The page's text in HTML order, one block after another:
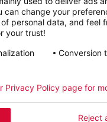
change your
personal data, and feel
your trust!
Conversion
Reject
Privacy Policy page for